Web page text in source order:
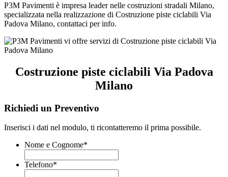
P3M Pavimenti è impresa leader nelle costruzioni stradali Milano,
specializzata nella realizzazione di Costruzione piste ciclabili Via
Padova Milano, contattaci per info.
Costruzione piste ciclabili Via Padova
Milano
Richiedi un Preventivo
Inserisci i dati nel modulo, ti ricontatteremo il prima possibile.
Nome e Cognome*
Telefono*